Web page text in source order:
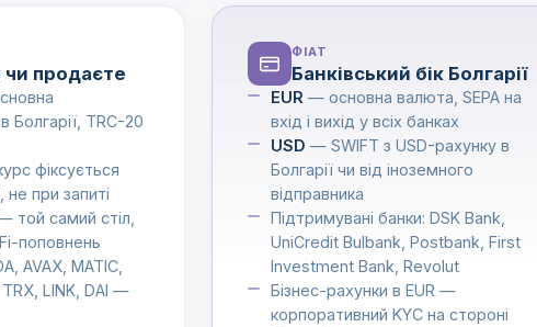
продаєте
Болгарії, TRC-20
фіксується
при запиті
той самий стіл,
поповнень
AVAX, MATIC,
TRX, LINK, DAI —
ФІАТ
Банківський бік Болгарії
EUR — основна валюта, SEPA на
вхід і вихід у всіх банках
USD — SWIFT з USD-рахунку в
Болгарії чи від іноземного
відправника
Підтримувані банки: DSK Bank,
UniCredit Bulbank, Postbank, First
Investment Bank, Revolut
Бізнес-рахунки в EUR —
корпоративний KYC на стороні